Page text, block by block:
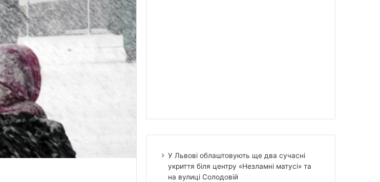
У Львові облаштовують ще два сучасні
укриття біля центру «Незламні матусі» та
на вулиці Солодовій